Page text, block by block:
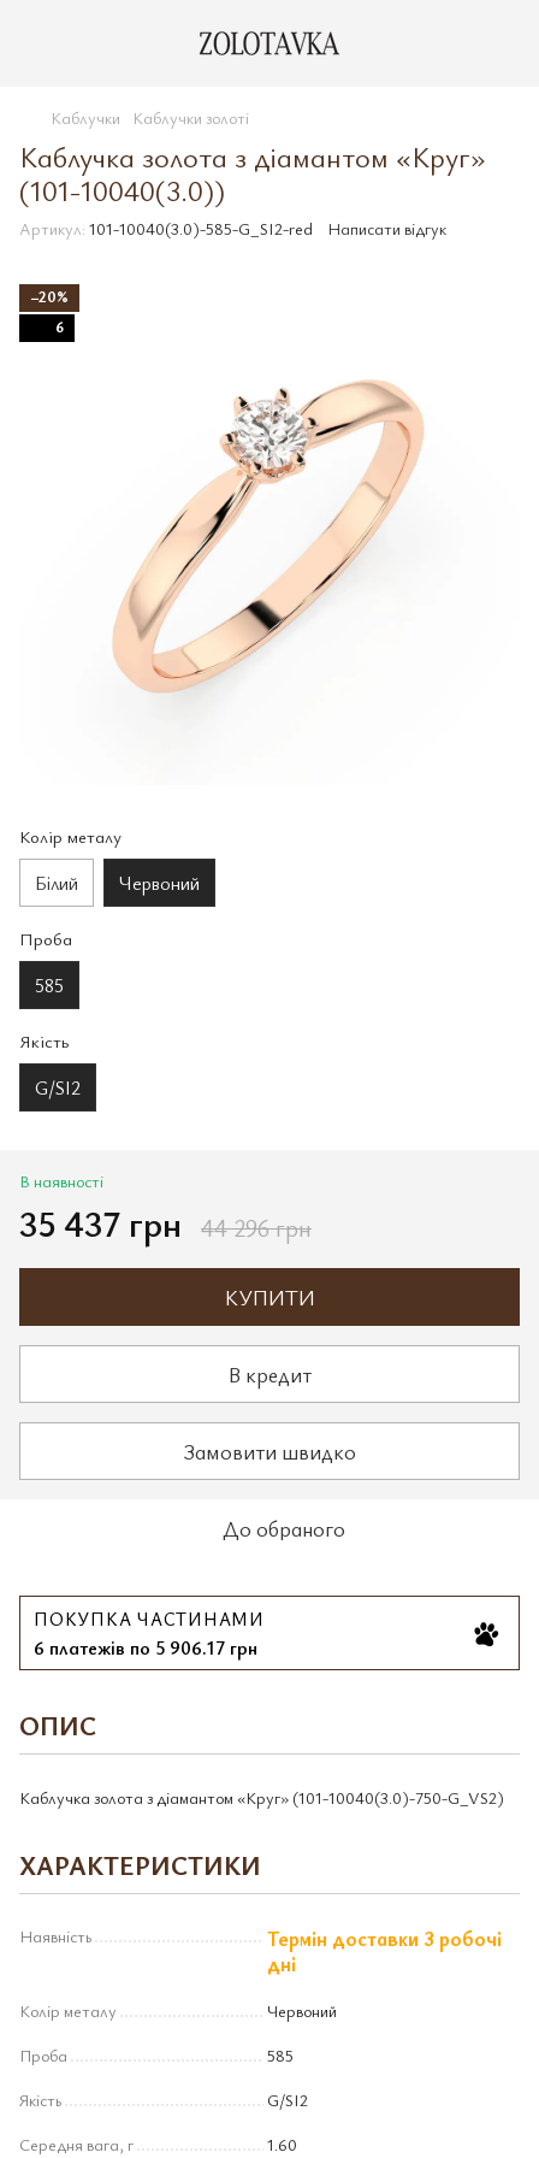
Каблучки Каблучки золоті
Каблучка золота з діамантом «Круг»
(101-10040(3.0))
Артикул: 101-10040(3.0)-585-G_SI2-red Написати відгук
−20%
6
Колір металу
Білий Червоний
Проба
585
Якість
G/SI2
В наявності
35 437 грн 44 296 грн
КУПИТИ
В кредит
Замовити швидко
До обраного
ПОКУПКА ЧАСТИНАМИ
6 платежів по 5 906.17 грн
ОПИС
Каблучка золота з діамантом «Круг» (101-10040(3.0)-750-G_VS2)
ХАРАКТЕРИСТИКИ
Наявність
Термін доставки 3 робочі
дні
Колір металу
Червоний
Проба
585
Якість
G/SI2
Середня вага, г
1.60